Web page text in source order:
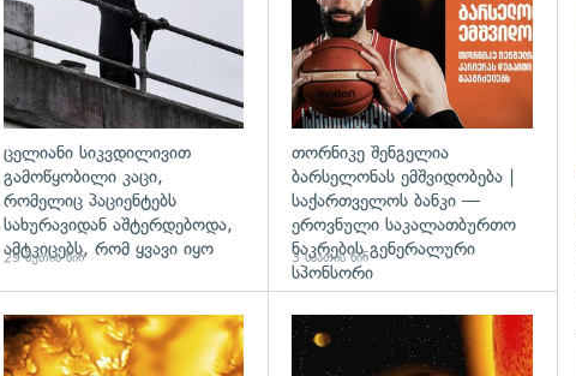
ცელიანი სიკვდილივით
გამოწყობილი კაცი,
რომელიც პაციენტებს
სახურავიდან აშტერდებოდა,
ამტკიცებს, რომ ყვავი იყო
29 წუთის წინ
თორნიკე შენგელია
ბარსელონას ემშვიდობება |
საქართველოს ბანკი —
ეროვნული საკალათბურთო
ნაკრების გენერალური
სპონსორი
3 საათის წინ
გადახედვა